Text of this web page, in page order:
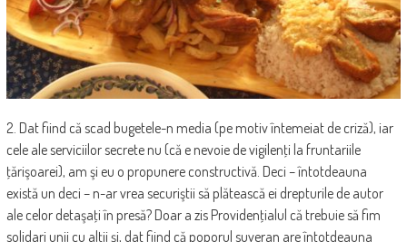
2. Dat fiind că scad bugetele-n media (pe motiv întemeiat de criză), iar
cele ale serviciilor secrete nu (că e nevoie de vigilenţi la fruntariile
ţărişoarei), am şi eu o propunere constructivă. Deci – întotdeauna
există un deci – n-ar vrea securiştii să plătească ei drepturile de autor
ale celor detaşaţi în presă? Doar a zis Providenţialul că trebuie să fim
solidari unii cu alţii şi, dat fiind că poporul suveran are întotdeauna